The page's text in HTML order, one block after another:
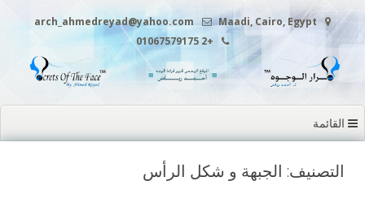
المحتوى
Maadi, Cairo, Egypt
arch_ahmedreyad@yahoo.com
+2 01067579175
القائمة
التصنيف: الجبهة و شكل الرأس